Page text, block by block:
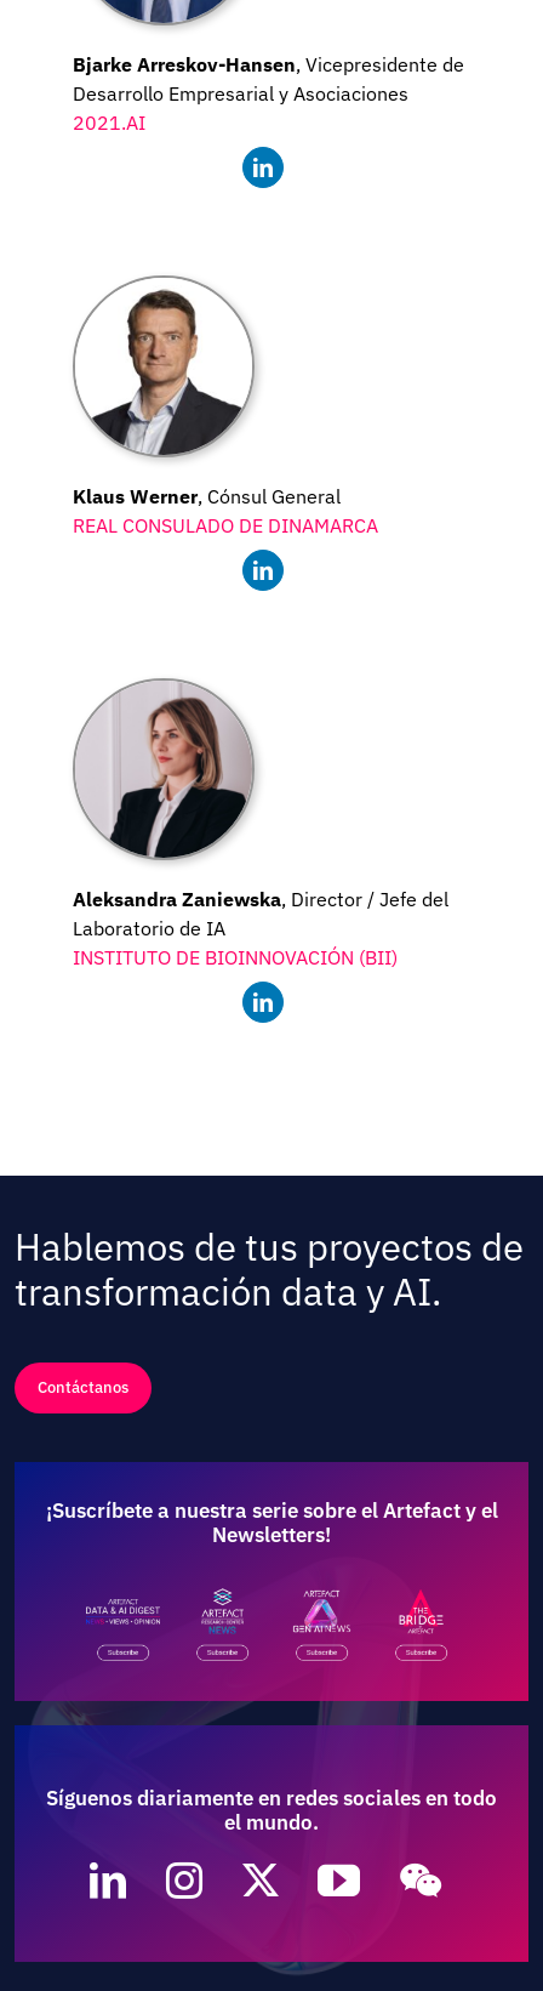
Bjarke Arreskov-Hansen, Vicepresidente de
Desarrollo Empresarial y Asociaciones
2021.AI
Klaus Werner, Cónsul General
REAL CONSULADO DE DINAMARCA
Aleksandra Zaniewska, Director / Jefe del
Laboratorio de IA
INSTITUTO DE BIOINNOVACIÓN (BII)
Hablemos de tus proyectos de
transformación data y AI.
Contáctanos
¡Suscríbete a nuestra serie sobre el Artefact y el
Newsletters!
Síguenos diariamente en redes sociales en todo
el mundo.